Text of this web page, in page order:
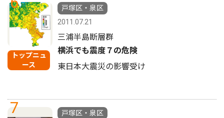
トップニュ
ース
戸塚区・泉区
2011.07.21
三浦半島断層群
横浜でも震度７の危険
東日本大震災の影響受け
7
戸塚区・泉区